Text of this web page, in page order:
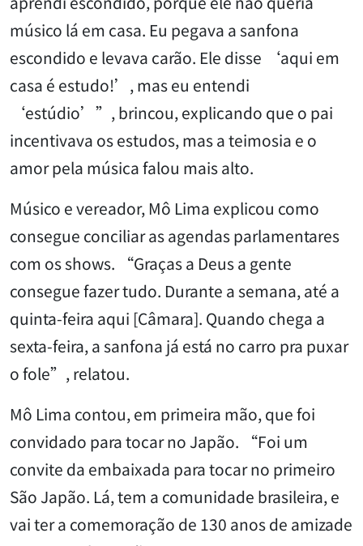
músico lá em casa. Eu pegava a sanfona
escondido e levava carão. Ele disse ‘aqui em
casa é estudo!’, mas eu entendi
‘estúdio’”, brincou, explicando que o pai
incentivava os estudos, mas a teimosia e o
amor pela música falou mais alto.
Músico e vereador, Mô Lima explicou como
consegue conciliar as agendas parlamentares
com os shows. “Graças a Deus a gente
consegue fazer tudo. Durante a semana, até a
quinta-feira aqui [Câmara]. Quando chega a
sexta-feira, a sanfona já está no carro pra puxar
o fole”, relatou.
Mô Lima contou, em primeira mão, que foi
convidado para tocar no Japão. “Foi um
convite da embaixada para tocar no primeiro
São Japão. Lá, tem a comunidade brasileira, e
vai ter a comemoração de 130 anos de amizade